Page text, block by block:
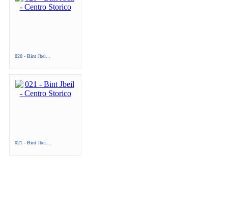
020 - Bint Jbei...
021 - Bint Jbei...